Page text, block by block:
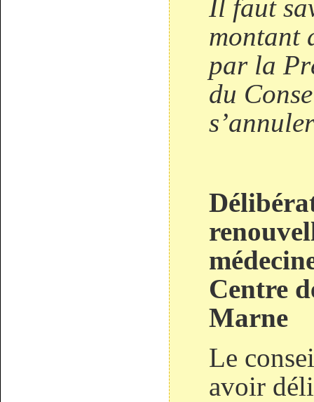
Il faut
montant
par la
du
Centre
Marne
Le
avoir